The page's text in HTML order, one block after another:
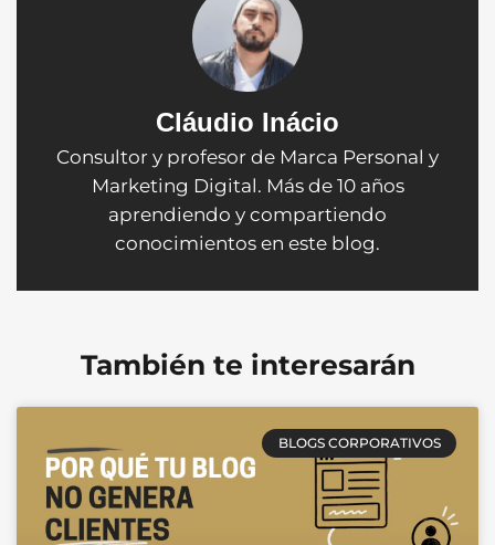
Cláudio Inácio
Consultor y profesor de Marca Personal y
Marketing Digital. Más de 10 años
aprendiendo y compartiendo
conocimientos en este blog.
También te interesarán
BLOGS CORPORATIVOS